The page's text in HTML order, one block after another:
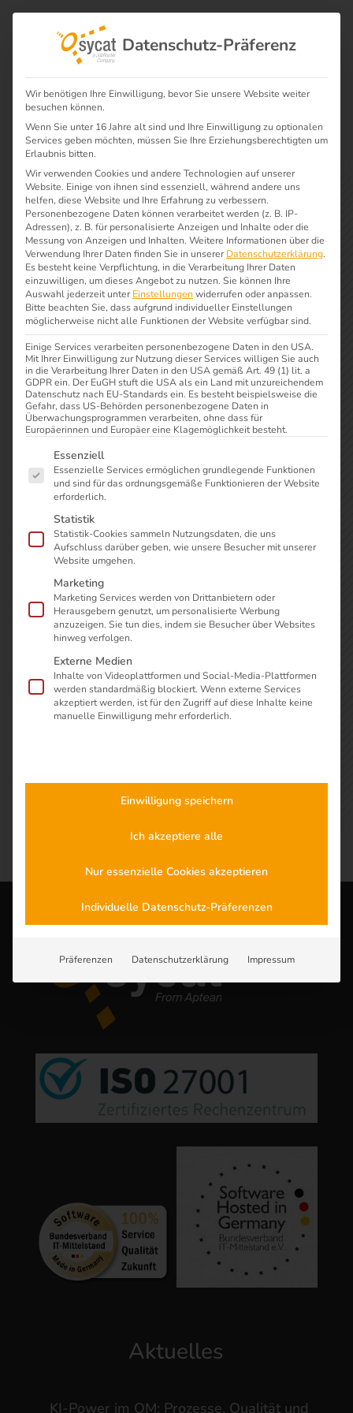
Wie können wir Ihnen helfen?
Technischer Support
Sie haben Fragen zu unserer
Software oder etwas funktioniert
nicht so, wie es soll? Schicken Sie uns
Ihre Anfragen über unseren zentrales
Ticketsystem oder rufen Sie uns
direkt an. Wir kümmern uns
umgehend!
 Zu Aptean Connect
 +49 (0) 511 84 86 48 –
888
Aktuelles
KI-Power im QM: Prozesse, Qualität und
Datenschutz-Präferenz
Wir benötigen Ihre Einwilligung, bevor Sie unsere Website weiter
besuchen können.
Wenn Sie unter 16 Jahre alt sind und Ihre Einwilligung zu optionalen
Services geben möchten, müssen Sie Ihre Erziehungsberechtigten um
Erlaubnis bitten.
Wir verwenden Cookies und andere Technologien auf unserer
Website. Einige von ihnen sind essenziell, während andere uns
helfen, diese Website und Ihre Erfahrung zu verbessern.
Personenbezogene Daten können verarbeitet werden (z. B. IP-
Adressen), z. B. für personalisierte Anzeigen und Inhalte oder die
Messung von Anzeigen und Inhalten. Weitere Informationen über die
Verwendung Ihrer Daten finden Sie in unsererDatenschutzerklärung.
Es besteht keine Verpflichtung, in die Verarbeitung Ihrer Daten
einzuwilligen, um dieses Angebot zu nutzen. Sie können Ihre
Auswahl jederzeit unterEinstellungen widerrufen oder anpassen.
Bitte beachten Sie, dass aufgrund individueller Einstellungen
möglicherweise nicht alle Funktionen der Website verfügbar sind.
Einige Services verarbeiten personenbezogene Daten in den USA.
Mit Ihrer Einwilligung zur Nutzung dieser Services willigen Sie auch
in die Verarbeitung Ihrer Daten in den USA gemäß Art. 49 (1) lit. a
GDPR ein. Der EuGH stuft die USA als ein Land mit unzureichendem
Datenschutz nach EU-Standards ein. Es besteht beispielsweise die
Gefahr, dass US-Behörden personenbezogene Daten in
Überwachungsprogrammen verarbeiten, ohne dass für
Europäerinnen und Europäer eine Klagemöglichkeit besteht.
Es folgt eine Liste der Service-Gruppen, für die eine
Essenziell
Essenzielle Services ermöglichen grundlegende Funktionen
und sind für das ordnungsgemäße Funktionieren der Website
erforderlich.
Statistik
Statistik-Cookies sammeln Nutzungsdaten, die uns
Aufschluss darüber geben, wie unsere Besucher mit unserer
Website umgehen.
Marketing
Marketing Services werden von Drittanbietern oder
Herausgebern genutzt, um personalisierte Werbung
anzuzeigen. Sie tun dies, indem sie Besucher über Websites
hinweg verfolgen.
Externe Medien
Inhalte von Videoplattformen und Social-Media-Plattformen
werden standardmäßig blockiert. Wenn externe Services
akzeptiert werden, ist für den Zugriff auf diese Inhalte keine
manuelle Einwilligung mehr erforderlich.
Einwilligung speichern
Ich akzeptiere alle
Nur essenzielle Cookies akzeptieren
Individuelle Datenschutz-Präferenzen
Präferenzen Datenschutzerklärung Impressum